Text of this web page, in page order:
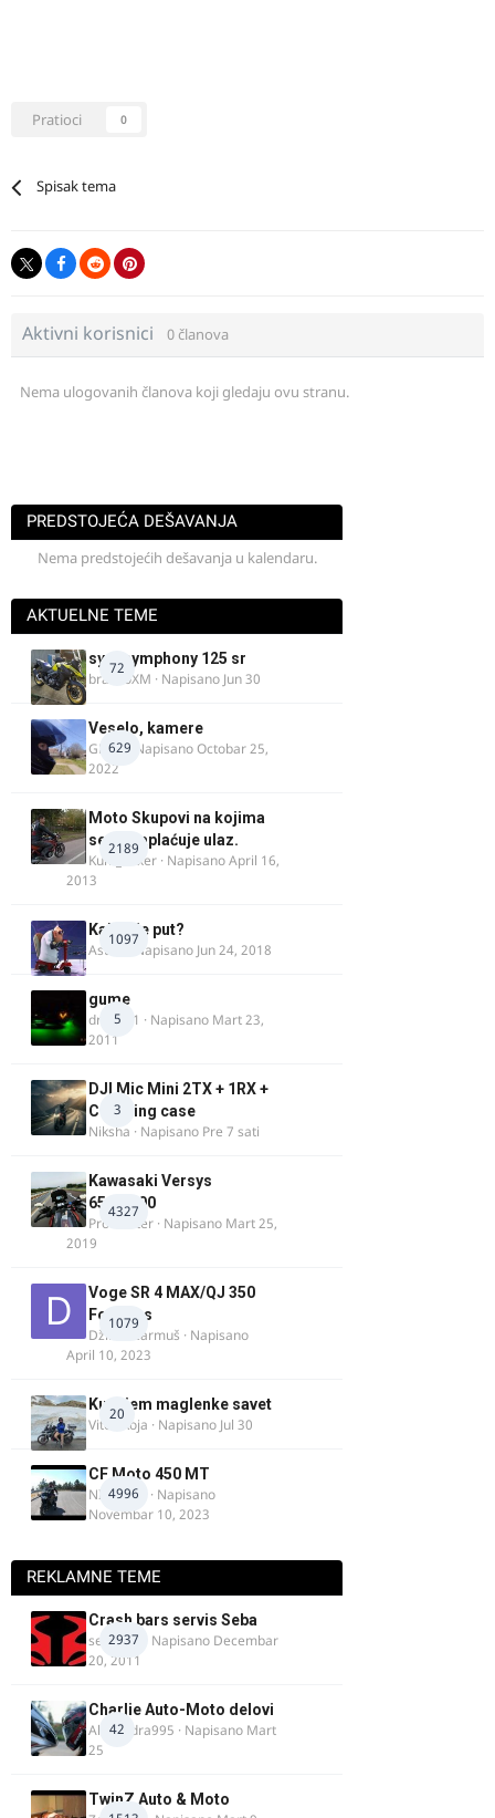
Pratioci 0
Spisak tema
Aktivni korisnici 0 članova
Nema ulogovanih članova koji gledaju ovu stranu.
PREDSTOJEĆA DEŠAVANJA
Nema predstojećih dešavanja u kalendaru.
AKTUELNE TEME
72
sym symphony 125 sr
brankoXM · Napisano Jun 30
629
Veselo, kamere
GR 46· NapisanoOctobar 25,
2022
2189
Moto Skupovi na kojima
se ne naplaćuje ulaz.
Kum_Mixer · NapisanoApril 16,
2013
1097
Kakav je put?
Astral· Napisano Jun 24, 2018
5
gume
dragan1 · Napisano Mart 23,
2011
3
DJI Mic Mini 2TX + 1RX +
Charging case
Niksha · Napisano Pre 7 sati
4327
Kawasaki Versys
650/1000
ProMaster · Napisano Mart 25,
2019
1079
Voge SR 4 MAX/QJ 350
Fortress
Džim Džarmuš · Napisano
April 10, 2023
20
Kupujem maglenke savet
Vitez Koja · Napisano Jul 30
4996
CF Moto 450 MT
NIKOLA 1
· Napisano
Novembar 10, 2023
REKLAMNE TEME
2937
Crash bars servis Seba
seba011 · Napisano Decembar
20, 2011
42
Charlie Auto-Moto delovi
Alexandra995 · Napisano Mart
25
TwinZ Auto & Moto